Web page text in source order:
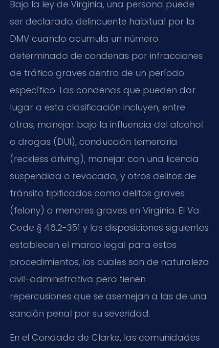
Bajo la ley de Virginia, una persona puede
ser declarada delincuente habitual por la
DMV cuando acumula un número
determinado de condenas por infracciones
de tráfico graves dentro de un período
específico. Las condenas que pueden dar
lugar a esta clasificación incluyen, entre
otras, manejar bajo la influencia del alcohol
o drogas (DUI), conducción temeraria
(reckless driving), manejar con una licencia
suspendida o revocada, y otros delitos de
tránsito tipificados como delitos graves
(felony) o menores graves en Virginia. El Va.
Code § 46.2-351 y las disposiciones siguientes
establecen el marco legal para estos
procedimientos, los cuales son de naturaleza
civil-administrativa pero tienen
repercusiones que se asemejan a las de una
sanción penal por su severidad.
En el Condado de Clarke, las comunidades